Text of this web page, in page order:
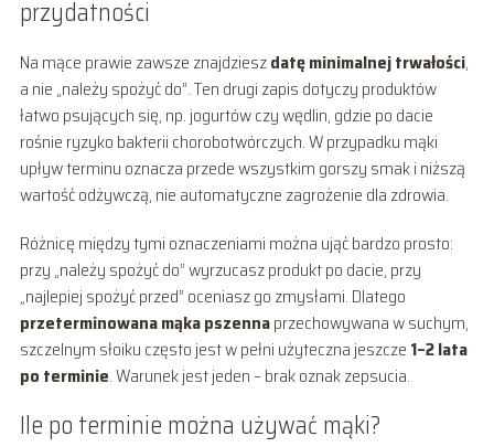
przydatności
Na mące prawie zawsze znajdzieszdatę minimalnej trwałości,
a nie „należy spożyć do”. Ten drugi zapis dotyczy produktów
łatwo psujących się, np. jogurtów czy wędlin, gdzie po dacie
rośnie ryzyko bakterii chorobotwórczych. W przypadku mąki
upływ terminu oznacza przede wszystkim gorszy smak i niższą
wartość odżywczą, nie automatyczne zagrożenie dla zdrowia.
Różnicę między tymi oznaczeniami można ująć bardzo prosto:
przy „należy spożyć do” wyrzucasz produkt po dacie, przy
„najlepiej spożyć przed” oceniasz go zmysłami. Dlatego
przeterminowana mąka pszennaprzechowywana w suchym,
szczelnym słoiku często jest w pełni użyteczna jeszcze 1–2 lata
po terminie. Warunek jest jeden – brak oznak zepsucia.
Ile po terminie można używać mąki?